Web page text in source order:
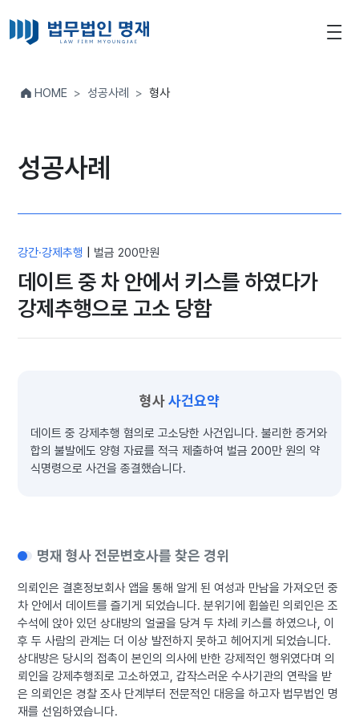
HOME 성공사례 형사
성공사례
강간·강제추행 벌금 200만원
데이트 중 차 안에서 키스를 하였다가
강제추행으로 고소 당함
형사사건요약
데이트 중 강제추행 혐의로 고소당한 사건입니다. 불리한 증거와
합의 불발에도 양형 자료를 적극 제출하여 벌금 200만 원의 약
식명령으로 사건을 종결했습니다.
명재 형사 전문변호사를 찾은 경위
의뢰인은 결혼정보회사 앱을 통해 알게 된 여성과 만남을 가져오던 중
차 안에서 데이트를 즐기게 되었습니다. 분위기에 휩쓸린 의뢰인은 조
수석에 앉아 있던 상대방의 얼굴을 당겨 두 차례 키스를 하였으나, 이
후 두 사람의 관계는 더 이상 발전하지 못하고 헤어지게 되었습니다.
상대방은 당시의 접촉이 본인의 의사에 반한 강제적인 행위였다며 의
뢰인을 강제추행죄로 고소하였고, 갑작스러운 수사기관의 연락을 받
은 의뢰인은 경찰 조사 단계부터 전문적인 대응을 하고자 법무법인 명
재를 선임하였습니다.